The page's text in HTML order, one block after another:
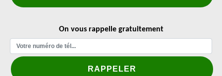
On vous rappelle gratuitement